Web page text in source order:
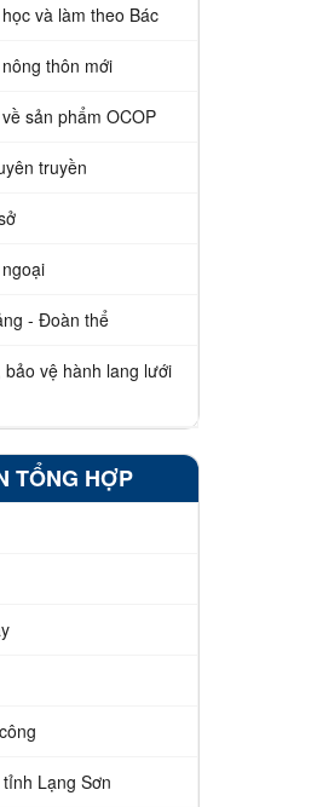
và làm theo Bác
thôn mới
sản phẩm OCOP
truyền
- Đoàn thể
vệ hành lang lưới
TỔNG HỢP
Lạng Sơn